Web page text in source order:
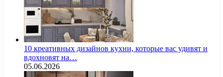
10 креативных дизайнов кухни, которые вас удивят и
вдохновят на…
05.06.2026